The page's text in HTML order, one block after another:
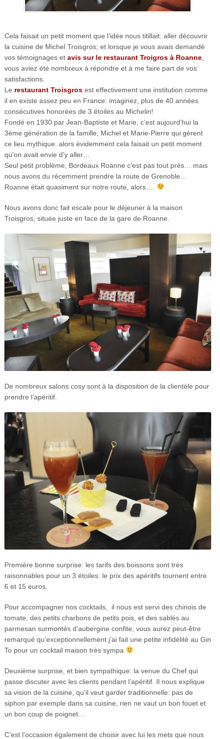
Cela faisait un petit moment que l’idée nous titillait: aller découvrir
la cuisine de Michel Troisgros; et lorsque je vous avais demandé
vos témoignages et avis sur le restaurant Troigros à Roanne,
vous aviez été nombreux à répondre et à me faire part de vos
satisfactions.
Le restaurant Troisgrosest effectivement une institution comme
il en existe assez peu en France: imaginez, plus de 40 années
consécutives honorées de 3 étoiles au Michelin!
Fondé en 1930 par Jean-Baptiste et Marie, c’est aujourd’hui la
3ème génération de la famille, Michel et Marie-Pierre qui gèrent
ce lieu mythique. alors évidemment cela faisait un petit moment
qu’on avait envie d’y aller…
Seul petit problème, Bordeaux Roanne c’est pas tout près… mais
nous avons du récemment prendre la route de Grenoble…
Roanne était quasiment sur notre route, alors….
Nous avons donc fait escale pour le déjeuner à la maison
Troisgros, située juste en face de la gare de Roanne.
De nombreux salons cosy sont à la disposition de la clientèle pour
prendre l’apéritif.
Première bonne surprise: les tarifs des boissons sont très
raisonnables pour un 3 étoiles: le prix des apéritifs tournent entre
6 et 15 euros.
Pour accompagner nos cocktails, il nous est servi des chinois de
tomate, des petits charbons de petits pois, et des sablés au
parmesan surmontés d’aubergine confite; vous aurez peut-être
remarqué qu’exceptionnellement j’ai fait une petite infidélité au Gin
To pour un cocktail maison très sympa
Deuxième surprise, et bien sympathique: la venue du Chef qui
passe discuter avec les clients pendant l’apéritif. Il nous explique
sa vision de la cuisine, qu’il veut garder traditionnelle: pas de
siphon par exemple dans sa cuisine, rien ne vaut un bon fouet et
un bon coup de poignet…
C’est l’occasion également de choisir avec lui les mets que nous